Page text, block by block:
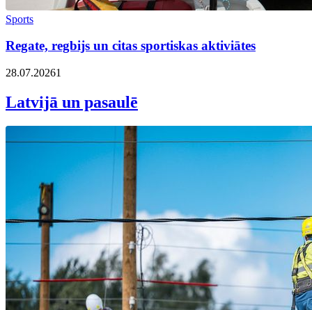
Sports
Regate, regbijs un citas sportiskas aktiviātes
28.07.20261
Latvijā un pasaulē